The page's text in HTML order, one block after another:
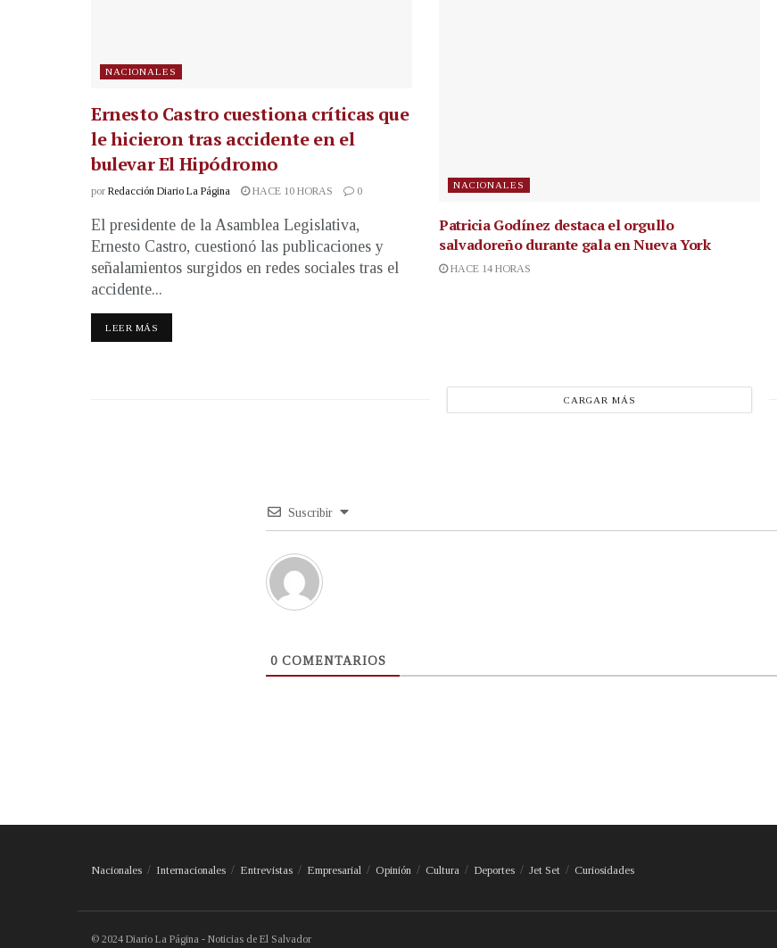
NACIONALES
Ernesto Castro cuestiona críticas que
le hicieron tras accidente en el
bulevar El Hipódromo
por Redacción Diario La Página HACE 10 HORAS 0
El presidente de la Asamblea Legislativa,
Ernesto Castro, cuestionó las publicaciones y
señalamientos surgidos en redes sociales tras el
accidente...
LEER MÁS
NACIONALES
Patricia Godínez destaca el orgullo
salvadoreño durante gala en Nueva York
HACE 14 HORAS
CARGAR MÁS
Suscribir
0 COMENTARIOS
Nacionales Internacionales Entrevistas Empresarial Opinión Cultura Deportes Jet Set Curiosidades
© 2024 Diario La Página - Noticias de El Salvador